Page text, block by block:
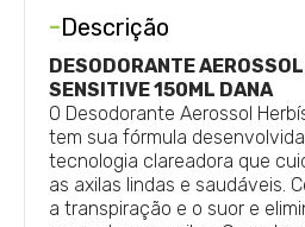
-Descrição
DESODORANTE
SENSITIVE 150ML DANA
O Desodorante Aerossol
tem sua fórmula
tecnologia clareadora que
as axilas lindas e saudáveis.
a transpiração e o suor e